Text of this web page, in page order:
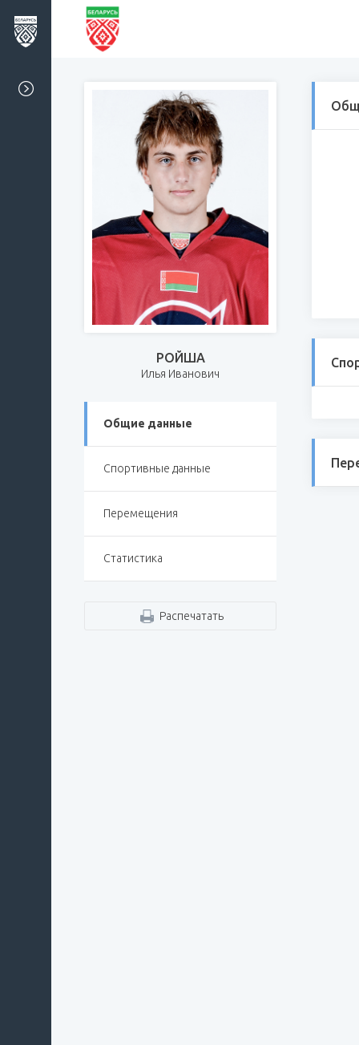
РОЙША
Илья Иванович
Общие данные
Спортивные данные
Перемещения
Статистика
Распечатать